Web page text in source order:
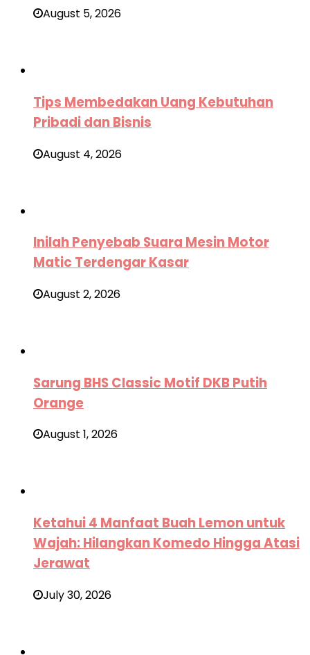
August 5, 2026
Tips Membedakan Uang Kebutuhan
Pribadi dan Bisnis
August 4, 2026
Inilah Penyebab Suara Mesin Motor
Matic Terdengar Kasar
August 2, 2026
Sarung BHS Classic Motif DKB Putih
Orange
August 1, 2026
Ketahui 4 Manfaat Buah Lemon untuk
Wajah: Hilangkan Komedo Hingga Atasi
Jerawat
July 30, 2026